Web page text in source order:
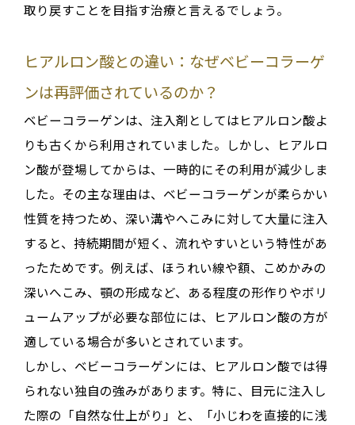
取り戻すことを目指す治療と言えるでしょう。
ヒアルロン酸との違い：なぜベビーコラーゲ
ンは再評価されているのか？
ベビーコラーゲンは、注入剤としてはヒアルロン酸よ
りも古くから利用されていました。しかし、ヒアルロ
ン酸が登場してからは、一時的にその利用が減少しま
した。その主な理由は、ベビーコラーゲンが柔らかい
性質を持つため、深い溝やへこみに対して大量に注入
すると、持続期間が短く、流れやすいという特性があ
ったためです。例えば、ほうれい線や額、こめかみの
深いへこみ、顎の形成など、ある程度の形作りやボリ
ュームアップが必要な部位には、ヒアルロン酸の方が
適している場合が多いとされています。
しかし、ベビーコラーゲンには、ヒアルロン酸では得
られない独自の強みがあります。特に、 目元に注入し
た際の「自然な仕上がり」と、「小じわを直接的に浅